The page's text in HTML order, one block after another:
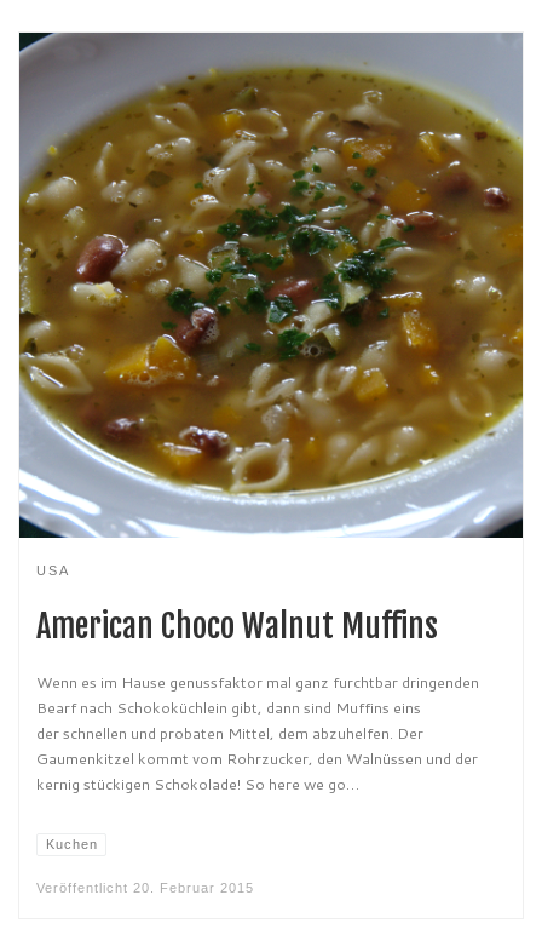
USA
American Choco Walnut Muffins
Wenn es im Hause genussfaktor mal ganz furchtbar dringenden
Bearf nach Schokoküchlein gibt, dann sind Muffins eins
der schnellen und probaten Mittel, dem abzuhelfen. Der
Gaumenkitzel kommt vom Rohrzucker, den Walnüssen und der
kernig stückigen Schokolade! So here we go…
Kuchen
Veröffentlicht 20. Februar 2015